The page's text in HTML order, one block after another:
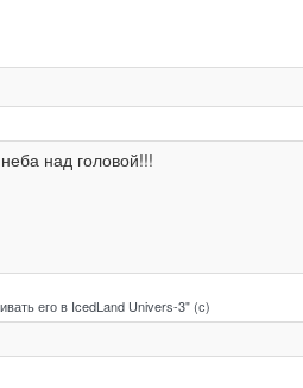
над головой!!!
его в IcedLand Univers-3" (с)